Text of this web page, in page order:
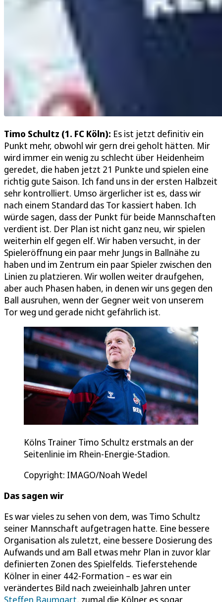
Timo Schultz (1. FC Köln): Es ist jetzt definitiv ein
Punkt mehr, obwohl wir gern drei geholt hätten. Mir
wird immer ein wenig zu schlecht über Heidenheim
geredet, die haben jetzt 21 Punkte und spielen eine
richtig gute Saison. Ich fand uns in der ersten Halbzeit
sehr kontrolliert. Umso ärgerlicher ist es, dass wir
nach einem Standard das Tor kassiert haben. Ich
würde sagen, dass der Punkt für beide Mannschaften
verdient ist. Der Plan ist nicht ganz neu, wir spielen
weiterhin elf gegen elf. Wir haben versucht, in der
Spieleröffnung ein paar mehr Jungs in Ballnähe zu
haben und im Zentrum ein paar Spieler zwischen den
Linien zu platzieren. Wir wollen weiter draufgehen,
aber auch Phasen haben, in denen wir uns gegen den
Ball ausruhen, wenn der Gegner weit von unserem
Tor weg und gerade nicht gefährlich ist.
Kölns Trainer Timo Schultz erstmals an der
Seitenlinie im Rhein-Energie-Stadion.
Copyright: IMAGO/Noah Wedel
Das sagen wir
Es war vieles zu sehen von dem, was Timo Schultz
seiner Mannschaft aufgetragen hatte. Eine bessere
Organisation als zuletzt, eine bessere Dosierung des
Aufwands und am Ball etwas mehr Plan in zuvor klar
definierten Zonen des Spielfelds. Tieferstehende
Kölner in einer 442-Formation – es war ein
verändertes Bild nach zweieinhalb Jahren unter
Steffen Baumgart, zumal die Kölner es sogar